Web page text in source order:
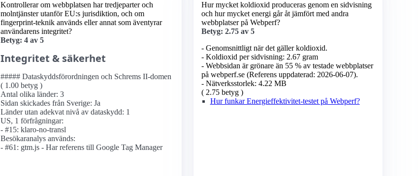
Kontrollerar om webbplatsen har tredjeparter och
molntjänster utanför EU:s jurisdiktion, och om
fingerprint-teknik används eller annat som äventyrar
användarens integritet?
Betyg: 4 av 5
Integritet & säkerhet
##### Dataskyddsförordningen och Schrems II-domen
( 1.00 betyg )
Antal olika länder: 3
Sidan skickades från Sverige: Ja
Länder utan adekvat nivå av dataskydd: 1
US, 1 förfrågningar:
- #15: klaro-no-transl
Besökaranalys används:
- #61: gtm.js - Har referens till Google Tag Manager
Hur mycket koldioxid produceras genom en sidvisning
och hur mycket energi går åt jämfört med andra
webbplatser på Webperf?
Betyg: 2.75 av 5
- Genomsnittligt när det gäller koldioxid.
- Koldioxid per sidvisning: 2.67 gram
- Webbsidan är grönare än 55 % av testade webbplatser
på webperf.se (Referens uppdaterad: 2026-06-07).
- Nätverksstorlek: 4.22 MB
( 2.75 betyg )
Hur funkar Energieffektivitet-testet på Webperf?